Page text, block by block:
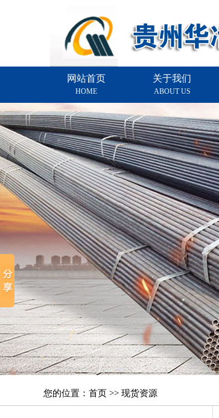
网站首页
HOME
关于我们
ABOUT US
您的位置：首页 >> 现货资源